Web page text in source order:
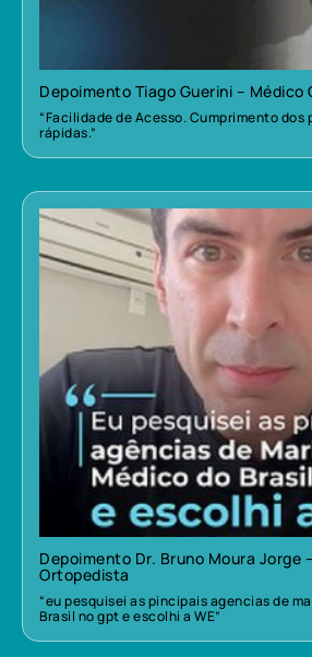
Depoimento Tiago Guerini – Médico
“Facilidade de Acesso. Cumprimento dos
rápidas.”
Depoimento Dr. Bruno Moura Jorge
Ortopedista
“eu pesquisei as pincipais agencias de
Brasil no gpt e escolhi a WE”